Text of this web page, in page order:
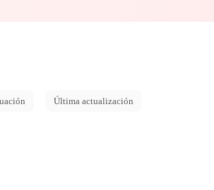
Última actualización